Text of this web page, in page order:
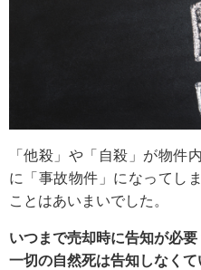
「他殺」や「自殺」が物件
に「事故物件」になってし
ことはあいまいでした。
いつまで売却時に告知が必要
一切の自然死は告知しなくて